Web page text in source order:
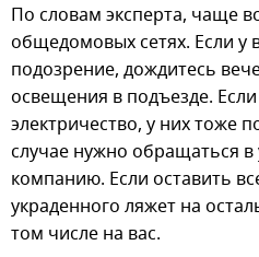
По словам эксперта, чаще
общедомовых сетях. Если у
подозрение, дождитесь
освещения в подъезде.
электричество, у них тоже
случае нужно обращаться
компанию. Если оставить
украденного ляжет на
том числе на вас.